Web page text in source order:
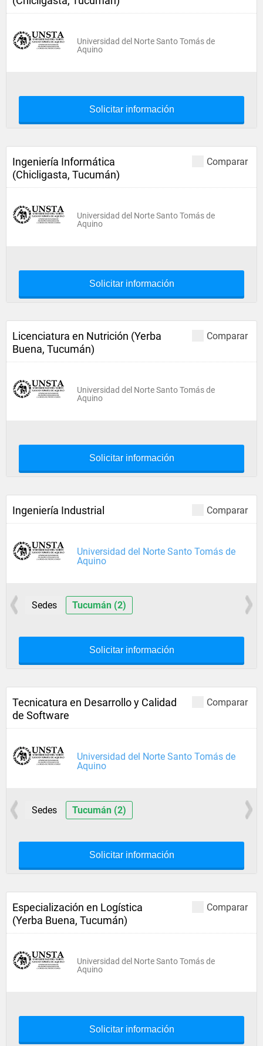
Universidad del Norte Santo Tomás de
Aquino
Solicitar información
Comparar
Ingeniería Informática
(Chicligasta, Tucumán)
Universidad del Norte Santo Tomás de
Aquino
Solicitar información
Comparar
Licenciatura en Nutrición (Yerba
Buena, Tucumán)
Universidad del Norte Santo Tomás de
Aquino
Solicitar información
Comparar
Ingeniería Industrial
Universidad del Norte Santo Tomás de
Aquino
Sedes Tucumán (2)
Solicitar información
Comparar
Tecnicatura en Desarrollo y Calidad
de Software
Universidad del Norte Santo Tomás de
Aquino
Sedes Tucumán (2)
Solicitar información
Comparar
Especialización en Logística
(Yerba Buena, Tucumán)
Universidad del Norte Santo Tomás de
Aquino
Solicitar información